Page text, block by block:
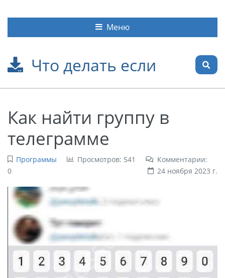
Что делать если
Меню
Как найти группу в
телеграмме
Программы Просмотров: 541
Комментарии:
0
24 ноября 2023 г.